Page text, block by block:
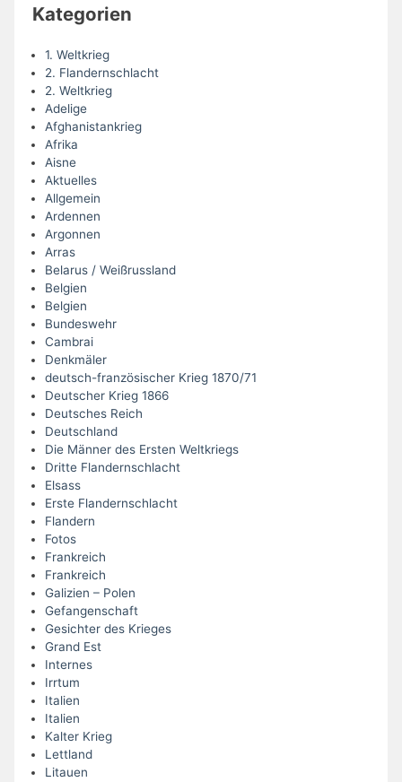
Kategorien
1. Weltkrieg
2. Flandernschlacht
2. Weltkrieg
Adelige
Afghanistankrieg
Afrika
Aisne
Aktuelles
Allgemein
Ardennen
Argonnen
Arras
Belarus / Weißrussland
Belgien
Belgien
Bundeswehr
Cambrai
Denkmäler
deutsch-französischer Krieg 1870/71
Deutscher Krieg 1866
Deutsches Reich
Deutschland
Die Männer des Ersten Weltkriegs
Dritte Flandernschlacht
Elsass
Erste Flandernschlacht
Flandern
Fotos
Frankreich
Frankreich
Galizien – Polen
Gefangenschaft
Gesichter des Krieges
Grand Est
Internes
Irrtum
Italien
Italien
Kalter Krieg
Lettland
Litauen